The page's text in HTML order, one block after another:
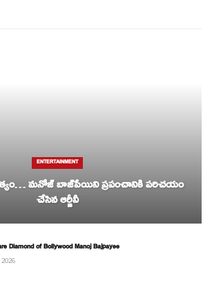
ENTERTAINMENT
మనోజ్ బాజ్‌పేయిని ప్రపంచానికి పరిచయం
చేసిన ఆర్జీవీ
Diamond of Bollywood Manoj Bajpayee
2026